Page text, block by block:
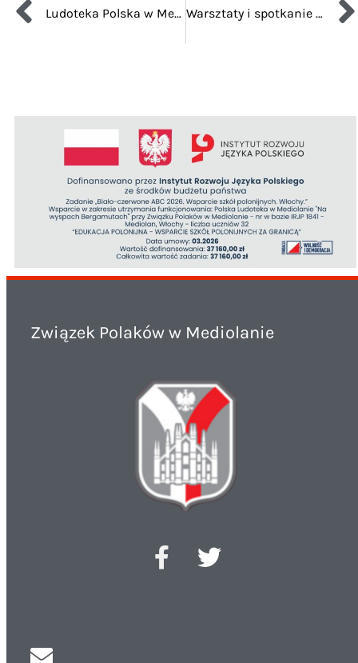
Ludoteka Polska w Mediolanie “Na wyspach Bergamutach” 2025/26 Warsztaty i spotkanie integracyjne – “Komiks po Polsku” – 30 listopada 2025 godz. 16:00
Związek Polaków w Mediolanie